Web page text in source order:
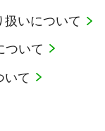
いについて
ついて
いて